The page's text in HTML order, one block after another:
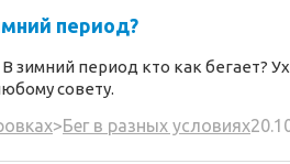
период?
В зимний период кто как бегает?
совету.
>Бег в разных условиях